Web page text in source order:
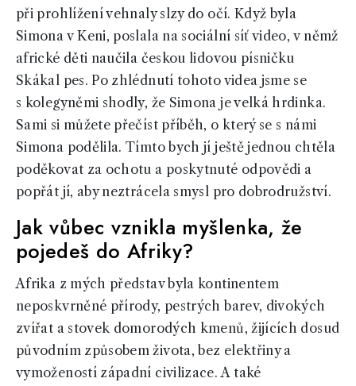
při prohlížení vehnaly slzy do očí. Když byla
Simona v Keni, poslala na sociální síť video, v němž
africké děti naučila českou lidovou písničku
Skákal pes. Po zhlédnutí tohoto videa jsme se
s kolegyněmi shodly, že Simona je velká hrdinka.
Sami si můžete přečíst příběh, o který se s námi
Simona podělila. Tímto bych jí ještě jednou chtěla
poděkovat za ochotu a poskytnuté odpovědi a
popřát jí, aby neztrácela smysl pro dobrodružství.
Jak vůbec vznikla myšlenka, že
pojedeš do Afriky?
Afrika z mých představ byla kontinentem
neposkvrněné přírody, pestrých barev, divokých
zvířat a stovek domorodých kmenů, žijících dosud
původním způsobem života, bez elektřiny a
vymožeností západní civilizace. A také